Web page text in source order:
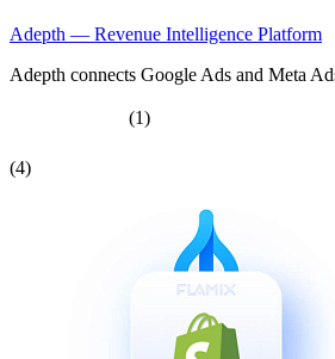
Adepth — Revenue Intelligence Platform
Adepth connects Google Ads and Meta
(1)
(4)